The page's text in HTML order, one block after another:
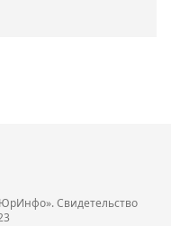
Cвидетельство